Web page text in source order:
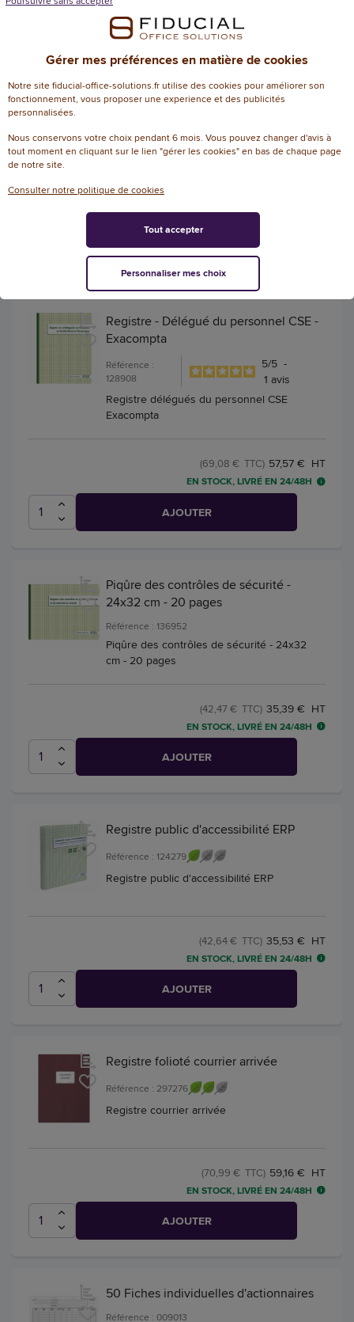
environnement - 24x32 cm - 20 pages
Registre d'alertes santé et environnement -
24x32 cm - 20 pages
EN STOCK, LIVRÉ EN 24/48H
AJOUTER
Registre - Délégué du personnel CSE -
Exacompta
Référence :
128908
5/5 -
1 avis
Registre délégués du personnel CSE
Exacompta
57,57 € HT
(69,08 € TTC)
EN STOCK, LIVRÉ EN 24/48H
AJOUTER
Piqûre des contrôles de sécurité -
24x32 cm - 20 pages
Référence : 136952
Piqûre des contrôles de sécurité - 24x32
cm - 20 pages
35,39 € HT
(42,47 € TTC)
EN STOCK, LIVRÉ EN 24/48H
AJOUTER
Registre public d'accessibilité ERP
Référence : 124279
Registre public d'accessibilité ERP
35,53 € HT
(42,64 € TTC)
EN STOCK, LIVRÉ EN 24/48H
AJOUTER
Registre folioté courrier arrivée
Référence : 297276
Registre courrier arrivée
59,16 € HT
(70,99 € TTC)
EN STOCK, LIVRÉ EN 24/48H
AJOUTER
50 Fiches individuelles d'actionnaires
Référence : 009013
Gérer mes préférences en matière de cookies
Notre site fiducial-office-solutions.fr utilise des cookies pour améliorer son
fonctionnement, vous proposer une experience et des publicités
personnalisées.
Nous conservons votre choix pendant 6 mois. Vous pouvez changer d'avis à
tout moment en cliquant sur le lien "gérer les cookies" en bas de chaque page
de notre site.
Consulter notre politique de cookies
Personnaliser mes choix
Tout accepter